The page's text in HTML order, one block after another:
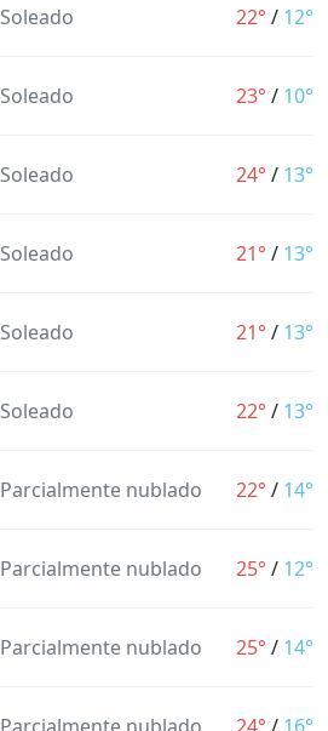
Soleado 22° / 12°
Soleado 23° / 10°
Soleado 24° / 13°
Soleado 21° / 13°
Soleado 21° / 13°
Soleado 22° / 13°
Parcialmente nublado 22° / 14°
Parcialmente nublado 25° / 12°
Parcialmente nublado 25° / 14°